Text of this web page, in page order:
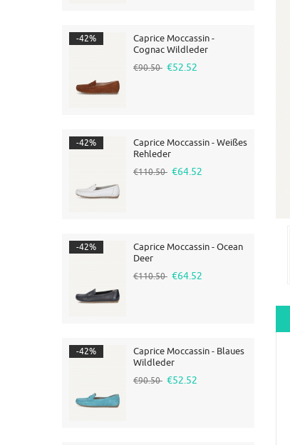
Caprice Moccassin -
Cognac Wildleder
€90.50 €52.52
-42%
Caprice Moccassin - Weißes
Rehleder
€110.50 €64.52
-42%
Caprice Moccassin - Ocean
Deer
€110.50 €64.52
-42%
Caprice Moccassin - Blaues
Wildleder
€90.50 €52.52
-42%